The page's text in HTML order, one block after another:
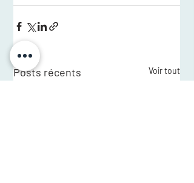
Posts récents Voir tout